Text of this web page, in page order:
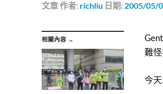
文章作者: richliu 日期: 2005/05/
相關內容 →
難
今